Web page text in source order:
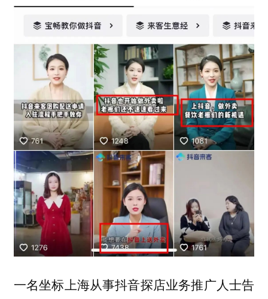
一名坐标上海从事抖音探店业务推广人士告